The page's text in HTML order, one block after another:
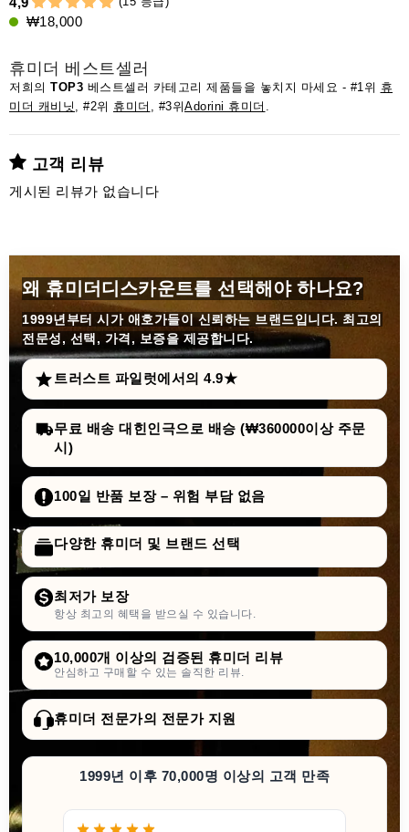
₩18,000
휴미더 베스트셀러
저희의 TOP3 베스트셀러 카테고리 제품들을 놓치지 마세요 - #1위 휴
미더 캐비닛 , #2위 휴미더 , #3위Adorini 휴미더 .
고객 리뷰
게시된 리뷰가 없습니다
왜 휴미더디스카운트를 선택해야 하나요?
1999년부터 시가 애호가들이 신뢰하는 브랜드입니다. 최고의
전문성, 선택, 가격, 보증을 제공합니다.
트러스트 파일럿에서의 4.9★
무료 배송 대힌인극으로 배승 (₩360000이상 주문
시)
100일 반품 보장 – 위험 부담 없음
다양한 휴미더 및 브랜드 선택
최저가 보장
항상 최고의 혜택을 받으실 수 있습니다.
10,000개 이상의 검증된 휴미더 리뷰
안심하고 구매할 수 있는 솔직한 리뷰.
휴미더 전문가의 전문가 지원
1999년 이후 70,000명 이상의 고객 만족